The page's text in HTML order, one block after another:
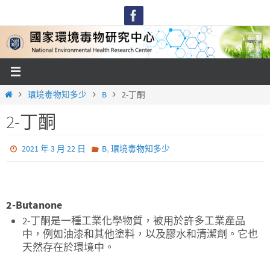
content
Home環境毒物知多少 B 2-丁酮
2-丁酮
2021 年 3 月 22 日 B, 環境毒物知多少
2-Butanone
2-丁酮是一種工業化學物質，被用於許多工業產品
中，例如油漆和其他塗料，以及膠水和清潔劑。它也
天然存在於環境中。